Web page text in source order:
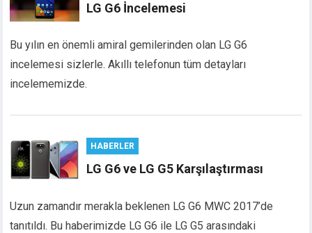
LG G6 İncelemesi
Bu yılın en önemli amiral gemilerinden olan LG G6
incelemesi sizlerle. Akıllı telefonun tüm detayları
incelememizde.
HABERLER
LG G6 ve LG G5 Karşılaştırması
Uzun zamandır merakla beklenen LG G6 MWC 2017’de
tanıtıldı. Bu haberimizde LG G6 ile LG G5 arasındaki